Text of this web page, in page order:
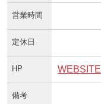
営業時間
定休日
HP WEBSITE
備考